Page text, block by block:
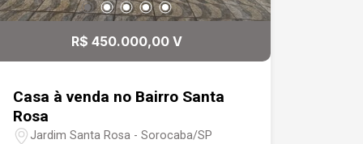
R$ 450.000,00 V
Casa à venda no Bairro Santa
Rosa
Jardim Santa Rosa - Sorocaba/SP